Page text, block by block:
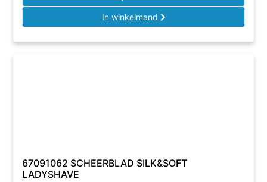
In winkelmand
67091062 SCHEERBLAD SILK&SOFT
LADYSHAVE